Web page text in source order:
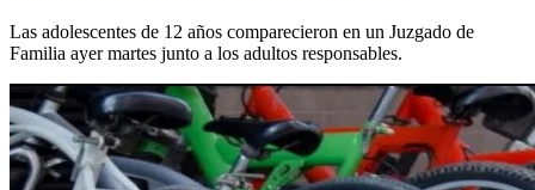
Las adolescentes de 12 años comparecieron en un Juzgado de
Familia ayer martes junto a los adultos responsables.